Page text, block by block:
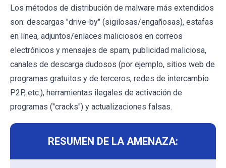
Los métodos de distribución de malware más extendidos
son: descargas "drive-by" (sigilosas/engañosas), estafas
en línea, adjuntos/enlaces maliciosos en correos
electrónicos y mensajes de spam, publicidad maliciosa,
canales de descarga dudosos (por ejemplo, sitios web de
programas gratuitos y de terceros, redes de intercambio
P2P, etc.), herramientas ilegales de activación de
programas ("cracks") y actualizaciones falsas.
RESUMEN DE LA AMENAZA: